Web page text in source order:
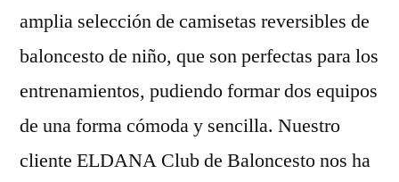
amplia selección de camisetas reversibles de
baloncesto de niño, que son perfectas para los
entrenamientos, pudiendo formar dos equipos
de una forma cómoda y sencilla. Nuestro
cliente ELDANA Club de Baloncesto nos ha